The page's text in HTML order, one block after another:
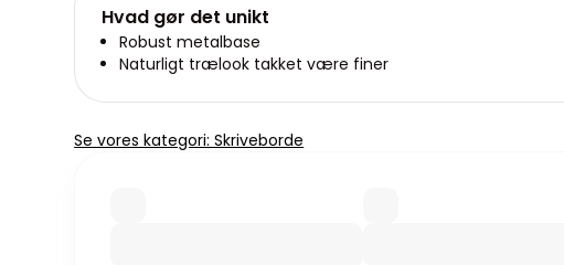
Hvad gør det unikt
Robust metalbase
Naturligt trælook takket være finer
Se vores kategori: Skriveborde